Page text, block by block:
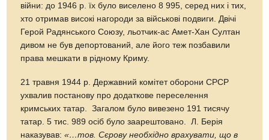
війни: до 1946 р. їх було виселено 8 995, серед них і тих,
хто отримав високі нагороди за військові подвиги. Двічі
Герой Радянського Союзу, льотчик-ас Амет-Хан Султан
дивом не був депортований, але його теж позбавили
права мешкати в рідному Криму.
21 травня 1944 р. Державний комітет оборони СРСР
ухвалив постанову про додаткове переселення
кримських татар. Загалом було вивезено 191 тисячу
татар. 5 тис. 989 осіб було заарештовано. Л. Берія
наказував:«…тов. Сєрову необхідно врахувати, що в